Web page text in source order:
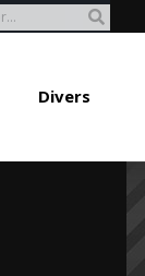
Divers